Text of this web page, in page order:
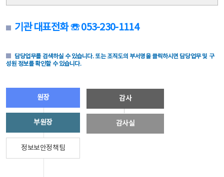
기관 대표전화 ☏ 053-230-1114
담당업무를 검색하실 수 있습니다. 또는 조직도의 부서명을 클릭하시면 담당업무 및 구
성원 정보를 확인할 수 있습니다.
원장
부원장
정보보안정책팀
감사
감사실